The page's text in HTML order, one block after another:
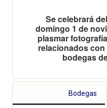
Se celebrará
domingo 1 de
plasmar
relacionados
bodegas
Bodegas